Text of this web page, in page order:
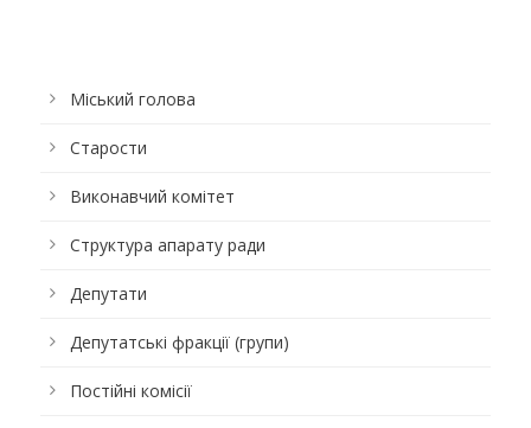
Міський голова
Старости
Виконавчий комітет
Структура апарату ради
Депутати
Депутатські фракції (групи)
Постійні комісії